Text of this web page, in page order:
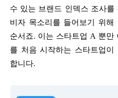
수 있는 브랜드 인덱스 조사
비자 목소리를 들어보기 위해
순서죠. 이는 스타트업 A 뿐만
를 처음 시작하는 스타트업이
합니다.